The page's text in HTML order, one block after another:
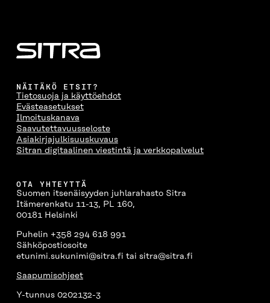
NÄITÄKÖ ETSIT?
Tietosuoja ja käyttöehdot
Evästeasetukset
Ilmoituskanava
Saavutettavuusseloste
Asiakirjajulkisuuskuvaus
Sitran digitaalinen viestintä ja verkkopalvelut
OTA YHTEYTTÄ
Suomen itsenäisyyden juhlarahasto Sitra
Itämerenkatu 11-13, PL 160,
00181 Helsinki
Puhelin +358 294 618 991
Sähköpostiosoite
etunimi.sukunimi@sitra.fi tai sitra@sitra.fi
Saapumisohjeet
Y-tunnus 0202132-3